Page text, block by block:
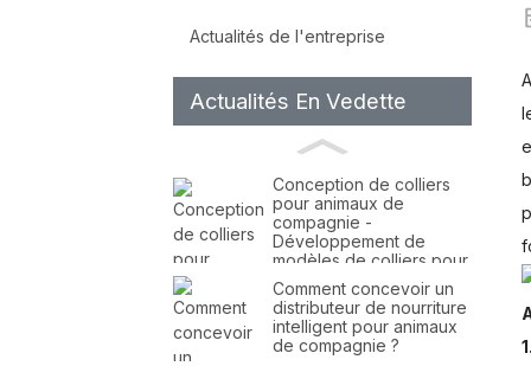
Actualités de l'entreprise
Actualités En Vedette
Conception de colliers
pour animaux de
compagnie -
Développement de
modèles de colliers pour
animaux de compagnie -
Conception et fabrication
de colliers pour animaux
de compagnie
Comment concevoir un
distributeur de nourriture
intelligent pour animaux
de compagnie ?